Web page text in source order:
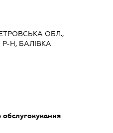
ОБЛ.,
Н, БАЛІВКА